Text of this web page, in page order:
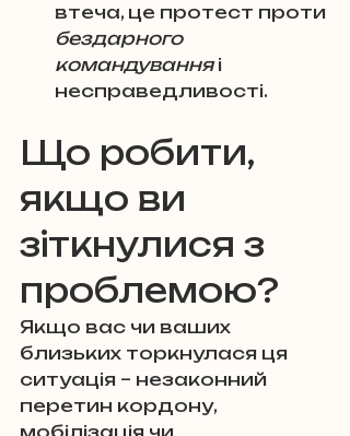
втеча, це протест проти
бездарного
командування і
несправедливості.
Що робити,
якщо ви
зіткнулися з
проблемою?
Якщо вас чи ваших
близьких торкнулася ця
ситуація – незаконний
перетин кордону,
мобілізація чи